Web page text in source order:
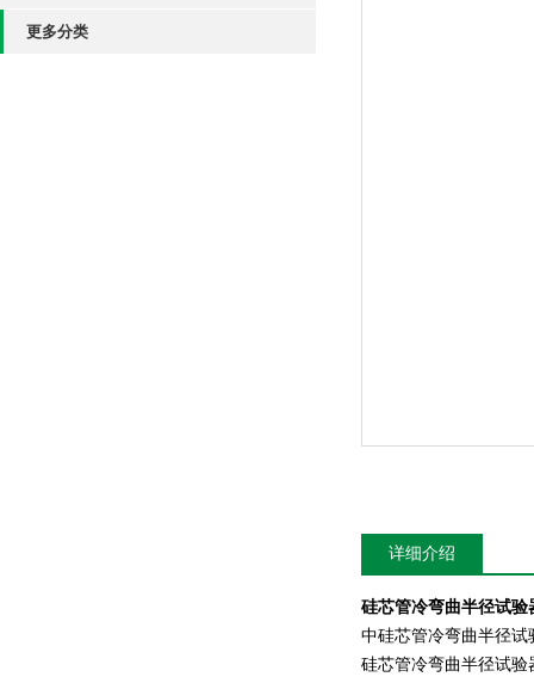
更多分类
详细介绍
硅芯管冷弯曲半径试验
中硅芯管冷弯曲半径
硅芯管冷弯曲半径试验